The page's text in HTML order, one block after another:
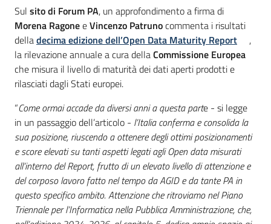
Introduzione
Sul sito di Forum PA, un approfondimento a firma di
Morena RagoneeVincenzo Patrunocommenta i risultati
delladecima edizione dell’Open Data Maturity Report
,
la rilevazione annuale a cura dellaCommissione Europea
che misura il livello di maturità dei dati aperti prodotti e
rilasciati dagli Stati europei.
“Come ormai accade da diversi anni a questa parte - si legge
in un passaggio dell’articolo - l’Italia conferma e consolida la
sua posizione, riuscendo a ottenere degli ottimi posizionamenti
e score elevati su tanti aspetti legati agli Open data misurati
all’interno del Report, frutto di un elevato livello di attenzione e
del corposo lavoro fatto nel tempo da AGID e da tante PA in
questo specifico ambito. Attenzione che ritroviamo nel Piano
Triennale per l’Informatica nella Pubblica Amministrazione, che,